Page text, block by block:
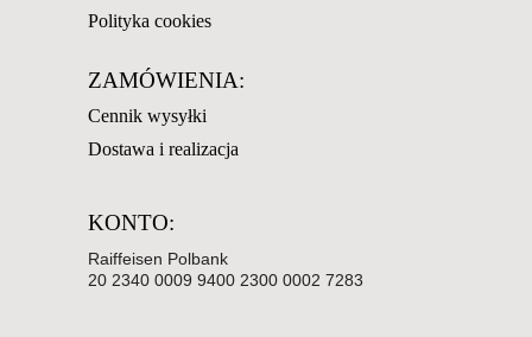
Polityka cookies
ZAMÓWIENIA:
Cennik wysyłki
Dostawa i realizacja
KONTO:
Raiffeisen Polbank
20 2340 0009 9400 2300 0002 7283